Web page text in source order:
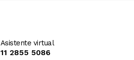
Asistente virtual
11 2855 5086